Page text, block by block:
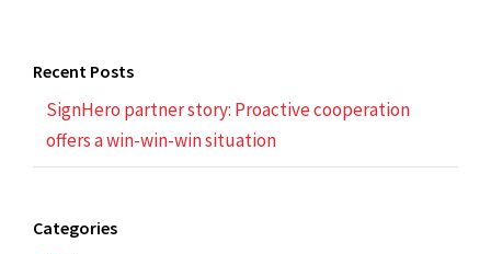
Recent Posts
SignHero partner story: Proactive cooperation
offers a win-win-win situation
Categories